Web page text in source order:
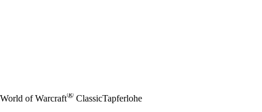
World of Warcraft® ClassicTapferlohe